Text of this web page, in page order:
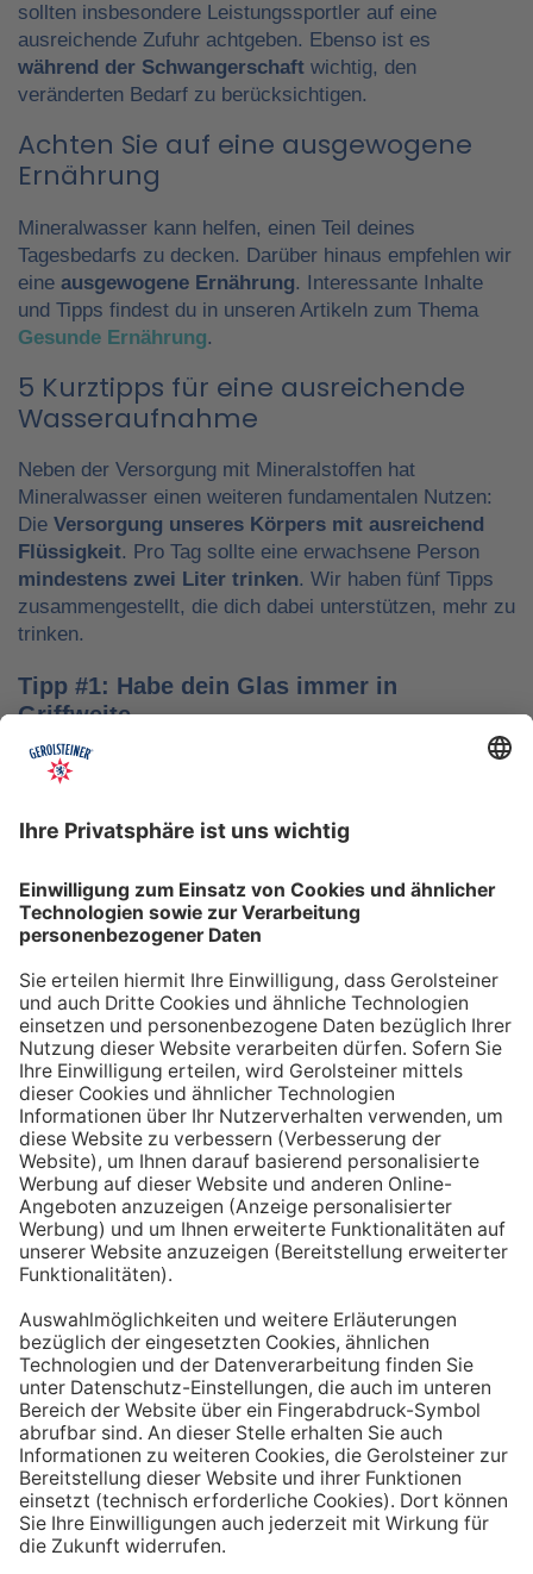
sollten insbesondere Leistungssportler auf eine
ausreichende Zufuhr achtgeben. Ebenso ist es
während der Schwangerschaft wichtig, den
veränderten Bedarf zu berücksichtigen.
Achten Sie auf eine ausgewogene
Ernährung
Mineralwasser kann helfen, einen Teil deines
Tagesbedarfs zu decken. Darüber hinaus empfehlen wir
eine ausgewogene Ernährung. Interessante Inhalte
und Tipps findest du in unseren Artikeln zum Thema
Gesunde Ernährung.
5 Kurztipps für eine ausreichende
Wasseraufnahme
Neben der Versorgung mit Mineralstoffen hat
Mineralwasser einen weiteren fundamentalen Nutzen:
Die Versorgung unseres Körpers mit ausreichend
Flüssigkeit. Pro Tag sollte eine erwachsene Person
mindestens zwei Liter trinken. Wir haben fünf Tipps
zusammengestellt, die dich dabei unterstützen, mehr zu
trinken.
Tipp #1: Habe dein Glas immer in
Griffweite
Ob bei der Arbeit oder während der Freizeit: Wasser
nicht vergisst. Denke daran, auch unterwegs immer
etwas Wasser dabei zu haben. Kleine PET-Flaschen mit
hinnehmen.
Tipp #2: Trinke direkt nach dem Aufstehen
Über Nacht verliert dein Körper Flüssigkeit. Um gut in
den Tag zu starten, solltest du deshalb direkt nach dem
Aufstehen ein großes Glas Wasser trinken. Stelle dir
zum Beispiel eine Flasche Mineralwasser direkt ans
Bett, damit du dieses kleine Morgenritual sofort
durchführen kannst.
Tipp #3: Vor und während jeder Mahlzeit
ein Glas Wasser trinken
Dadurch verknüpfst du das Trinken mit einem Ereignis.
einer Mahlzeit trinken, unterstützt du außerdem die
Produktion von Verdauungssäften. Zusätzlich fördert
das Trinken während des Essens das Sättigungsgefühl.
Tipp #4: Peppe dein Wasser auf
Wenn dir der Geschmack von purem Mineralwasser
nicht reichen sollte, dann kannst du deine Getränke mit
einfachen Mitteln verfeinern. Mische dir einfach